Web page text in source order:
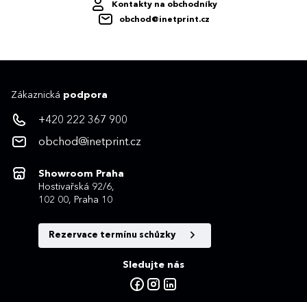
Kontakty na obchodníky
obchod@inetprint.cz
Zákaznická podpora
+420 222 367 900
obchod@inetprint.cz
Showroom Praha
Hostivařská 92/6,
102 00, Praha 10
Rezervace termínu schůzky
Sledujte nás